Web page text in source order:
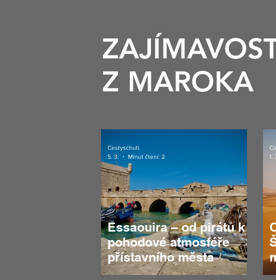
Z MAROKA
Essaouira – od pirátů k
pohodové atmosféře
přístavního města
Cestyschuti
5. 3.
Minut čtení: 2
1.